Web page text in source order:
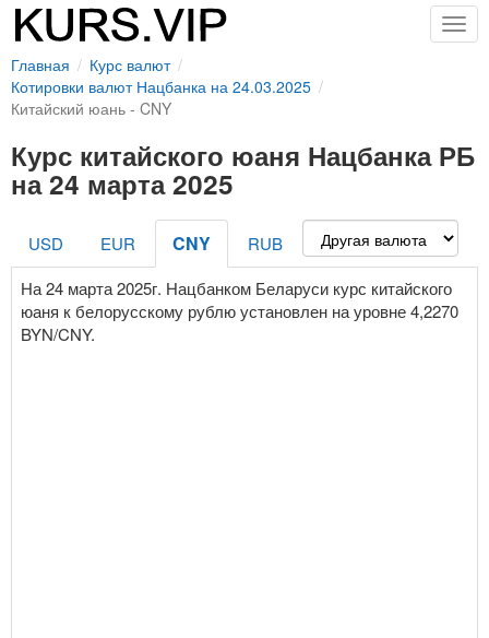
Главная
Курс валют
Котировки валют Нацбанка на 24.03.2025
Китайский юань - CNY
Курс китайского юаня Нацбанка РБ
на 24 марта 2025
USD EUR CNY
RUB
На 24 марта 2025г. Нацбанком Беларуси курс китайского
юаня к белорусскому рублю установлен на уровне 4,2270
BYN/CNY.